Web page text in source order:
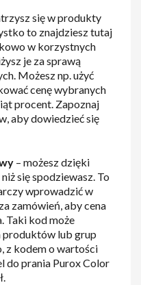
się w produkty
to znajdziesz tutaj
w korzystnych
je za sprawą
Możesz np. użyć
cenę wybranych
procent. Zapoznaj
aby dowiedzieć się
– możesz dzięki
się spodziewasz. To
wprowadzić w
zamówień, aby cena
Taki kod może
produktów lub grup
z kodem o wartości
do prania Purox Color